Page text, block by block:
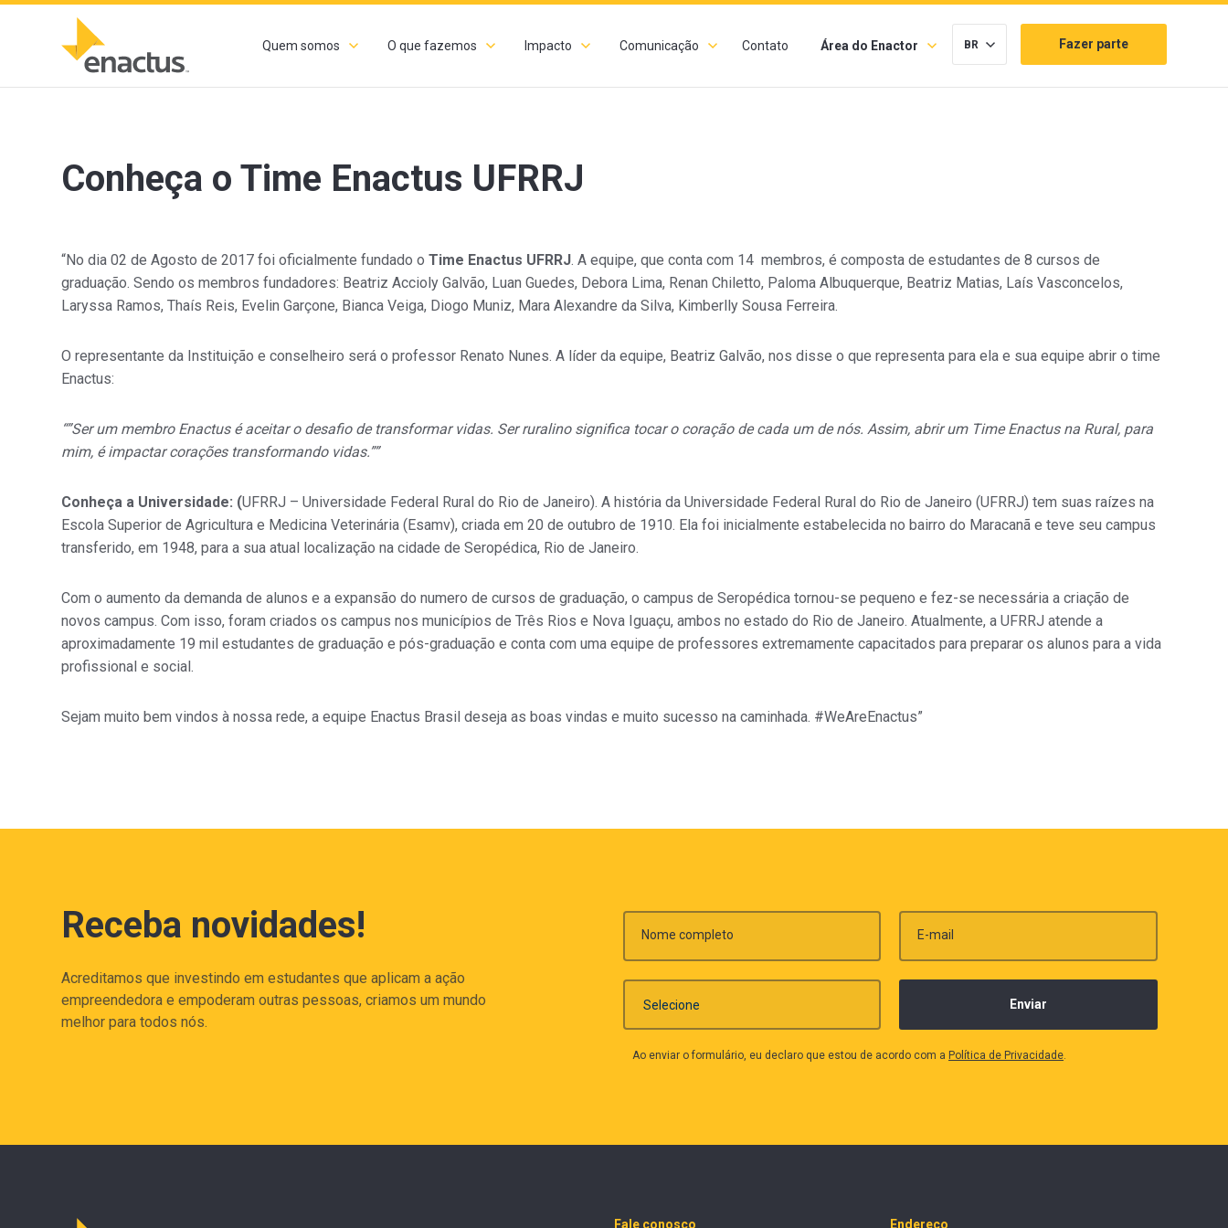
Quem somos O que fazemos Impacto Comunicação Contato Área do Enactor Fazer parte
BR
Conheça o Time Enactus UFRRJ
“No dia 02 de Agosto de 2017 foi oficialmente fundado oTime Enactus UFRRJ. A equipe, que conta com 14 membros, é composta de estudantes de 8 cursos de
graduação. Sendo os membros fundadores: Beatriz Accioly Galvão, Luan Guedes, Debora Lima, Renan Chiletto, Paloma Albuquerque, Beatriz Matias, Laís Vasconcelos,
Laryssa Ramos, Thaís Reis, Evelin Garçone, Bianca Veiga, Diogo Muniz, Mara Alexandre da Silva, Kimberlly Sousa Ferreira.
O representante da Instituição e conselheiro será o professor Renato Nunes. A líder da equipe, Beatriz Galvão, nos disse o que representa para ela e sua equipe abrir o time
Enactus:
“”Ser um membro Enactus é aceitar o desafio de transformar vidas. Ser ruralino significa tocar o coração de cada um de nós. Assim, abrir um Time Enactus na Rural, para
mim, é impactar corações transformando vidas.””
Conheça a Universidade: (UFRRJ – Universidade Federal Rural do Rio de Janeiro). A história da Universidade Federal Rural do Rio de Janeiro (UFRRJ) tem suas raízes na
Escola Superior de Agricultura e Medicina Veterinária (Esamv), criada em 20 de outubro de 1910. Ela foi inicialmente estabelecida no bairro do Maracanã e teve seu campus
transferido, em 1948, para a sua atual localização na cidade de Seropédica, Rio de Janeiro.
Com o aumento da demanda de alunos e a expansão do numero de cursos de graduação, o campus de Seropédica tornou-se pequeno e fez-se necessária a criação de
novos campus. Com isso, foram criados os campus nos municípios de Três Rios e Nova Iguaçu, ambos no estado do Rio de Janeiro. Atualmente, a UFRRJ atende a
aproximadamente 19 mil estudantes de graduação e pós-graduação e conta com uma equipe de professores extremamente capacitados para preparar os alunos para a vida
profissional e social.
Sejam muito bem vindos à nossa rede, a equipe Enactus Brasil deseja as boas vindas e muito sucesso na caminhada. #WeAreEnactus”
Receba novidades!
Acreditamos que investindo em estudantes que aplicam a ação
empreendedora e empoderam outras pessoas, criamos um mundo
melhor para todos nós.
Nome completo E-mail
Ao enviar o formulário, eu declaro que estou de acordo com a Política de Privacidade.
Fale conosco Endereço